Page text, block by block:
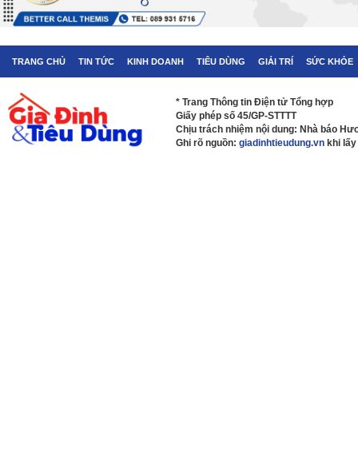
TRANG CHỦ TIN TỨC KINH DOANH TIÊU DÙNG GIẢI TRÍ SỨC KHỎE
* Trang Thông tin Điện tử Tổng hợp
Giấy phép số 45/GP-STTTT
Chịu trách nhiệm nội dung: Nhà báo
Ghi rõ nguồn: giadinhtieudung.vn khi